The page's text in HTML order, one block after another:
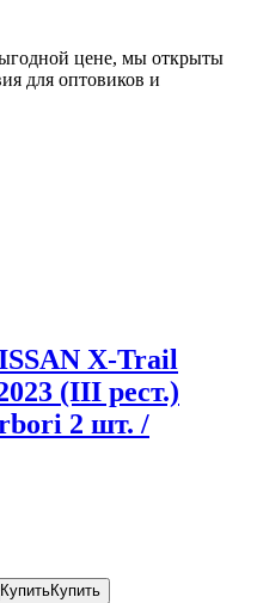
цене, мы открыты
для оптовиков и
X-Trail
(III рест.)
2 шт. /
Купить